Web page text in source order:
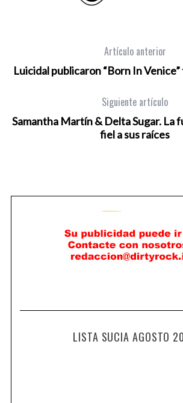
Artículo anterior
Luicidal publicaron “Born In
Siguiente artículo
Samantha Martín & Delta Sugar. La
fiel a sus raíces
LISTA SUCIA AGOSTO